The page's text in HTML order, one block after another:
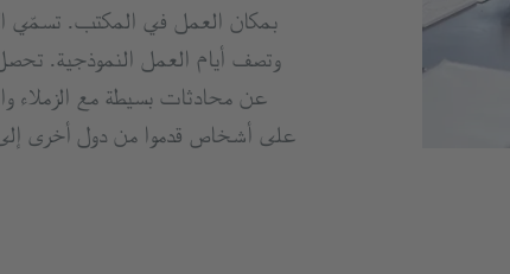
بمكان العمل في المكتب. تسمّي
وتصف أيام العمل النموذجية.
عن محادثات بسيطة مع الزملاء
على أشخاص قدموا من دول أخرى إلى